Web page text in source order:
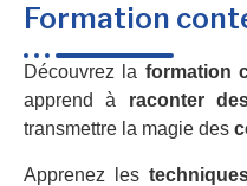
Formation
Découvrez la formation
apprend à raconter
transmettre la magie des
Apprenez les